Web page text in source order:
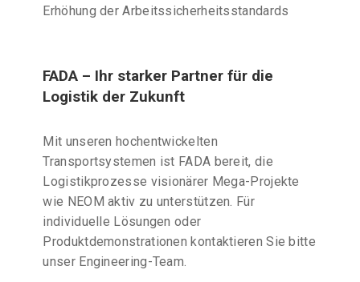
Erhöhung der Arbeitssicherheitsstandards
FADA – Ihr starker Partner für die
Logistik der Zukunft
Mit unseren hochentwickelten
Transportsystemen ist FADA bereit, die
Logistikprozesse visionärer Mega-Projekte
wie NEOM aktiv zu unterstützen. Für
individuelle Lösungen oder
Produktdemonstrationen kontaktieren Sie bitte
unser Engineering-Team.